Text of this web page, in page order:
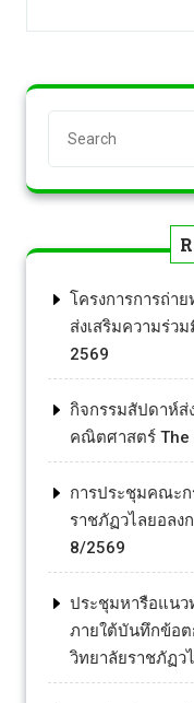
โครงการการถ่า
ส่งเสริมความร่
2569
กิจกรรมสัปดาห์ส่
คณิตศาสตร์ The
การประชุมคณะก
ราชภัฏวไลยอลง
8/2569
ประชุมหารือแนว
ภายใต้บันทึกข้อต
วิทยาลัยราชภัฏว